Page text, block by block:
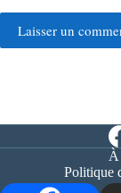
Laisser un
À
Politique